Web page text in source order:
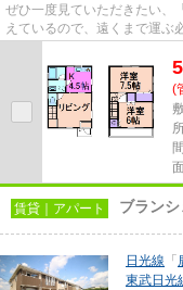
ぜひ一度見ていただきたい、
えているので、遠くまで運ぶ
5
(
賃貸｜アパート ブラン
日光線 「
東武日光